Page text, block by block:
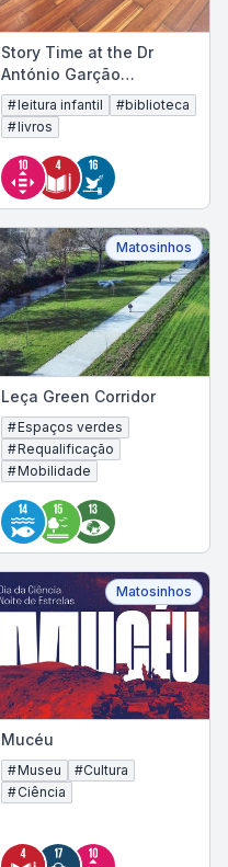
Story Time at the Dr
António Garção
Municipal Library
#leitura infantil #biblioteca
#livros
Matosinhos
Leça Green Corridor
#Espaços verdes
#Requalificação
#Mobilidade
Matosinhos
Mucéu
#Museu #Cultura
#Ciência